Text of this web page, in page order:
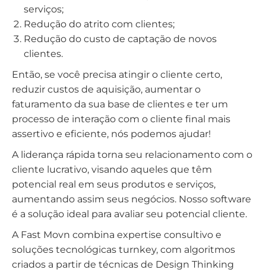
serviços;
Redução do atrito com clientes;
Redução do custo de captação de novos
clientes.
Então, se você precisa atingir o cliente certo,
reduzir custos de aquisição, aumentar o
faturamento da sua base de clientes e ter um
processo de interação com o cliente final mais
assertivo e eficiente, nós podemos ajudar!
A liderança rápida torna seu relacionamento com o
cliente lucrativo, visando aqueles que têm
potencial real em seus produtos e serviços,
aumentando assim seus negócios. Nosso software
é a solução ideal para avaliar seu potencial cliente.
A Fast Movn combina expertise consultivo e
soluções tecnológicas turnkey, com algoritmos
criados a partir de técnicas de Design Thinking